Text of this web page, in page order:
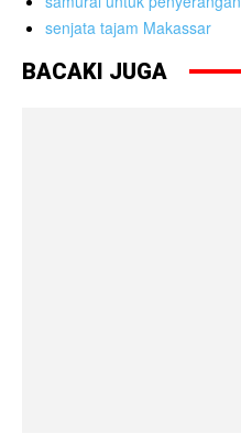
senjata tajam Makassar
BACAKI JUGA